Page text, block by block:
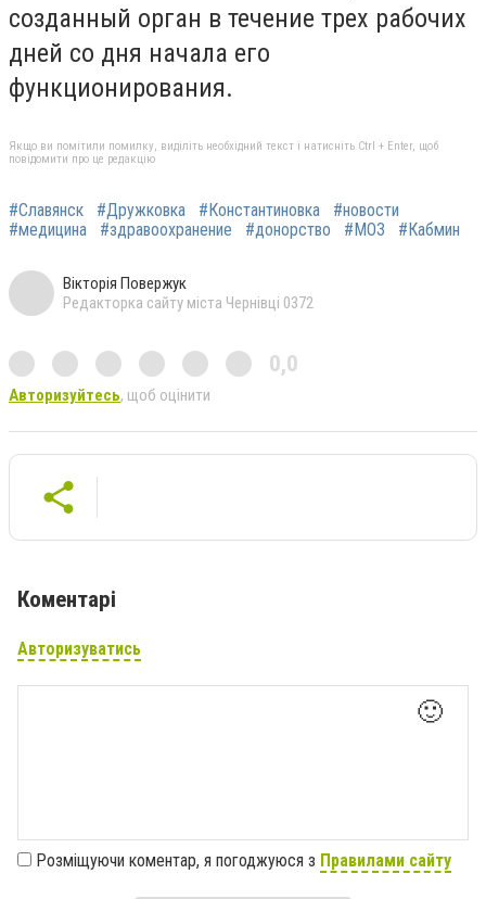
созданный орган в течение трех рабочих
дней со дня начала его
функционирования.
Якщо ви помітили помилку, виділіть необхідний текст і натисніть Ctrl + Enter, щоб
повідомити про це редакцію
#Славянск #Дружковка #Константиновка
#новости
#медицина
#здравоохранение #донорство #МОЗ #Кабмин
Вікторія Повержук
Редакторка сайту міста Чернівці 0372
0,0
Авторизуйтесь, щоб оцінити
Коментарі
Авторизуватись
🙂
Розміщуючи коментар, я погоджуюся з Правилами сайту